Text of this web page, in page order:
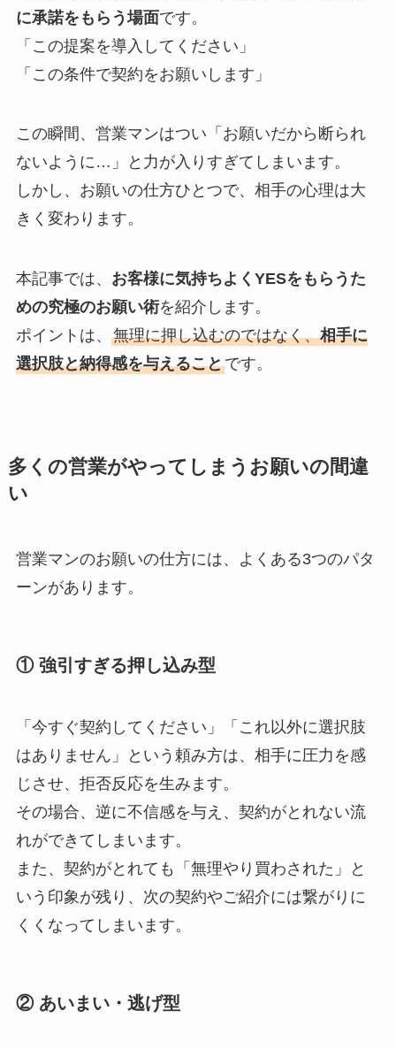
に承諾をもらう場面です。
「この提案を導入してください」
「この条件で契約をお願いします」
この瞬間、営業マンはつい「お願いだから断られ
ないように…」と力が入りすぎてしまいます。
しかし、お願いの仕方ひとつで、相手の心理は大
きく変わります。
本記事では、 お客様に気持ちよくYESをもらうた
めの究極のお願い術を紹介します。
ポイントは、 無理に押し込むのではなく、相手に
選択肢と納得感を与えることです。
多くの営業がやってしまうお願いの間違
い
営業マンのお願いの仕方には、よくある3つのパタ
ーンがあります。
① 強引すぎる押し込み型
「今すぐ契約してください」「これ以外に選択肢
はありません」という頼み方は、相手に圧力を感
じさせ、拒否反応を生みます。
その場合、逆に不信感を与え、契約がとれない流
れができてしまいます。
また、契約がとれても「無理やり買わされた」と
いう印象が残り、次の契約やご紹介には繋がりに
くくなってしまいます。
② あいまい・逃げ型